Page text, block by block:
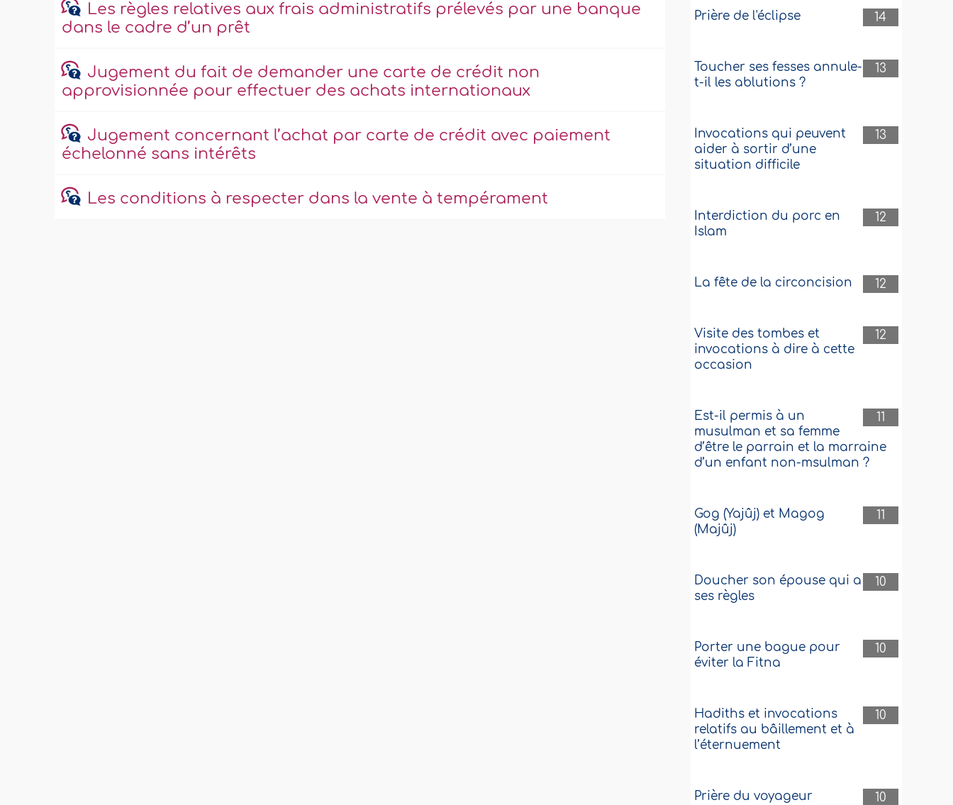
Les règles relatives aux frais administratifs prélevés par une banque
dans le cadre d’un prêt
Jugement du fait de demander une carte de crédit non
approvisionnée pour effectuer des achats internationaux
Jugement concernant l’achat par carte de crédit avec paiement
échelonné sans intérêts
Les conditions à respecter dans la vente à tempérament
14
Prière de l'éclipse
13
Toucher ses fesses annule-
t-il les ablutions ?
13
Invocations qui peuvent
aider à sortir d’une
situation difficile
12
Interdiction du porc en
Islam
12
La fête de la circoncision
12
Visite des tombes et
invocations à dire à cette
occasion
11
Est-il permis à un
musulman et sa femme
d’être le parrain et la marraine
d’un enfant non-msulman ?
11
Gog (Yajûj) et Magog
(Majûj)
10
Doucher son épouse qui a
ses règles
10
Porter une bague pour
éviter la Fitna
10
Hadiths et invocations
relatifs au bâillement et à
l’éternuement
10
Prière du voyageur